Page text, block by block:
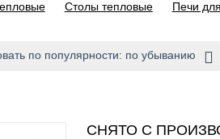
Столы тепловые Печи
по популярности: по убыванию
СНЯТО С